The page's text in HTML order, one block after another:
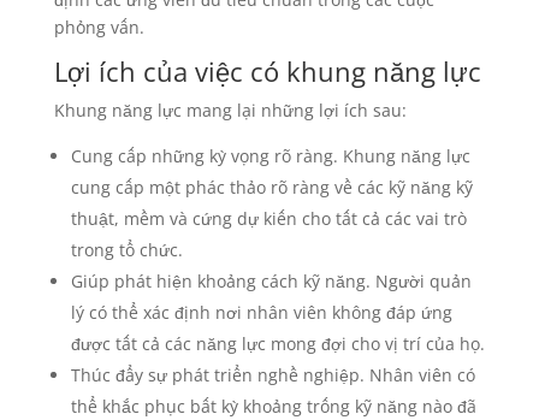
phỏng vấn.
Lợi ích của việc có khung năng lực
Khung năng lực mang lại những lợi ích sau:
Cung cấp những kỳ vọng rõ ràng. Khung năng lực
cung cấp một phác thảo rõ ràng về các kỹ năng kỹ
thuật, mềm và cứng dự kiến ​​cho tất cả các vai trò
trong tổ chức.
Giúp phát hiện khoảng cách kỹ năng. Người quản
lý có thể xác định nơi nhân viên không đáp ứng
được tất cả các năng lực mong đợi cho vị trí của họ.
Thúc đẩy sự phát triển nghề nghiệp. Nhân viên có
thể khắc phục bất kỳ khoảng trống kỹ năng nào đã